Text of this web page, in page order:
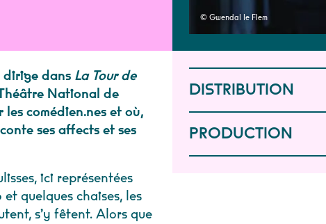
© Gwendal le Flem
dirige dans La Tour de
National de
comédien.nes et où,
ses affects et ses
ici représentées
quelques chaises, les
s’y fêtent. Alors que
DISTRIBUTION
PRODUCTION